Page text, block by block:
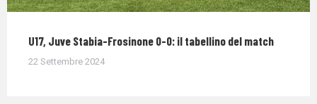
U17, Juve Stabia-Frosinone 0-0: il tabellino del match
22 Settembre 2024